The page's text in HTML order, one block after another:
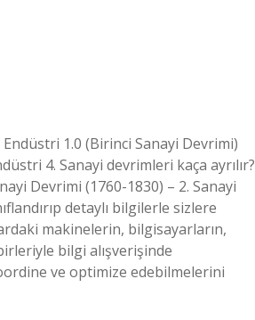
1.0 (Birinci Sanayi Devrimi)
4. Sanayi devrimleri kaça ayrılır?
Devrimi (1760-1830) – 2. Sanayi
detaylı bilgilerle sizlere
makinelerin, bilgisayarların,
bilgi alışverişinde
ve optimize edebilmelerini